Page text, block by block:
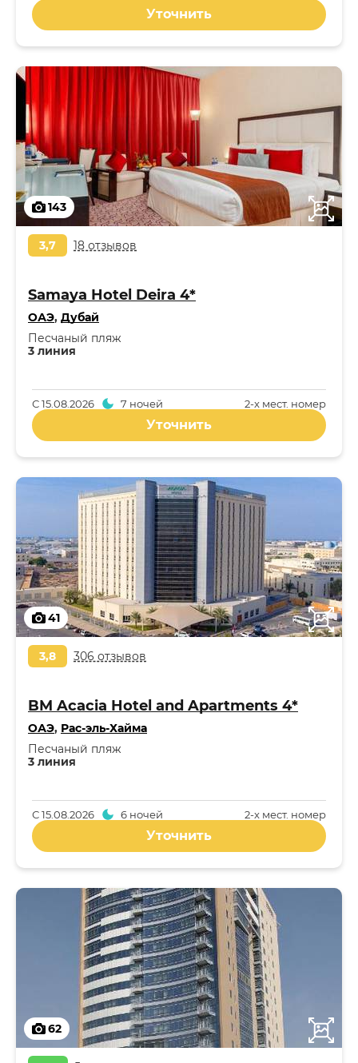
Уточнить
143
3,7 18 отзывов
Samaya Hotel Deira 4*
ОАЭ, Дубай
3 линия
Песчаный пляж
2-x мест. номер
С15.08.2026 7 ночей
Уточнить
41
3,8 306 отзывов
BM Acacia Hotel and Apartments 4*
ОАЭ, Рас-эль-Хайма
3 линия
Песчаный пляж
2-x мест. номер
С15.08.2026 6 ночей
Уточнить
62